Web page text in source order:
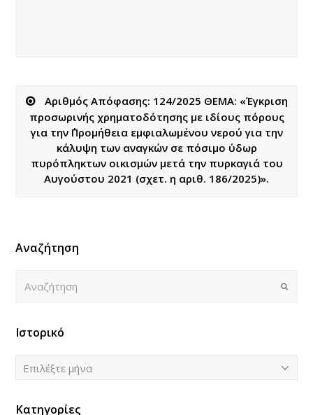
Αριθμός Απόφασης: 124/2025 ΘΕΜΑ: «Έγκριση
προσωρινής χρηματοδότησης με ιδίους πόρους
για την ΄΄Προμήθεια εμφιαλωμένου νερού για την
κάλυψη των αναγκών σε πόσιμο ύδωρ
πυρόπληκτων οικισμών μετά την πυρκαγιά του
Αυγούστου 2021 (σχετ. η αριθ. 186/2025)».
Αναζήτηση
Submit
Ιστορικό
Ιστορικό
Επιλέξτε μήνα
Κατηγορίες